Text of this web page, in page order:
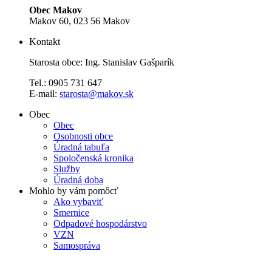
Obec Makov
Makov 60, 023 56 Makov
Kontakt
Starosta obce: Ing. Stanislav Gašparík
Tel.: 0905 731 647
E-mail: starosta@makov.sk
Obec
Obec
Osobnosti obce
Úradná tabuľa
Spoločenská kronika
Služby
Úradná doba
Mohlo by vám pomôcť
Ako vybaviť
Smernice
Odpadové hospodárstvo
VZN
Samospráva